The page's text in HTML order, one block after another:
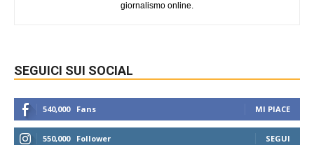
giornalismo online.
SEGUICI SUI SOCIAL
540,000 Fans MI PIACE
550,000 Follower SEGUI